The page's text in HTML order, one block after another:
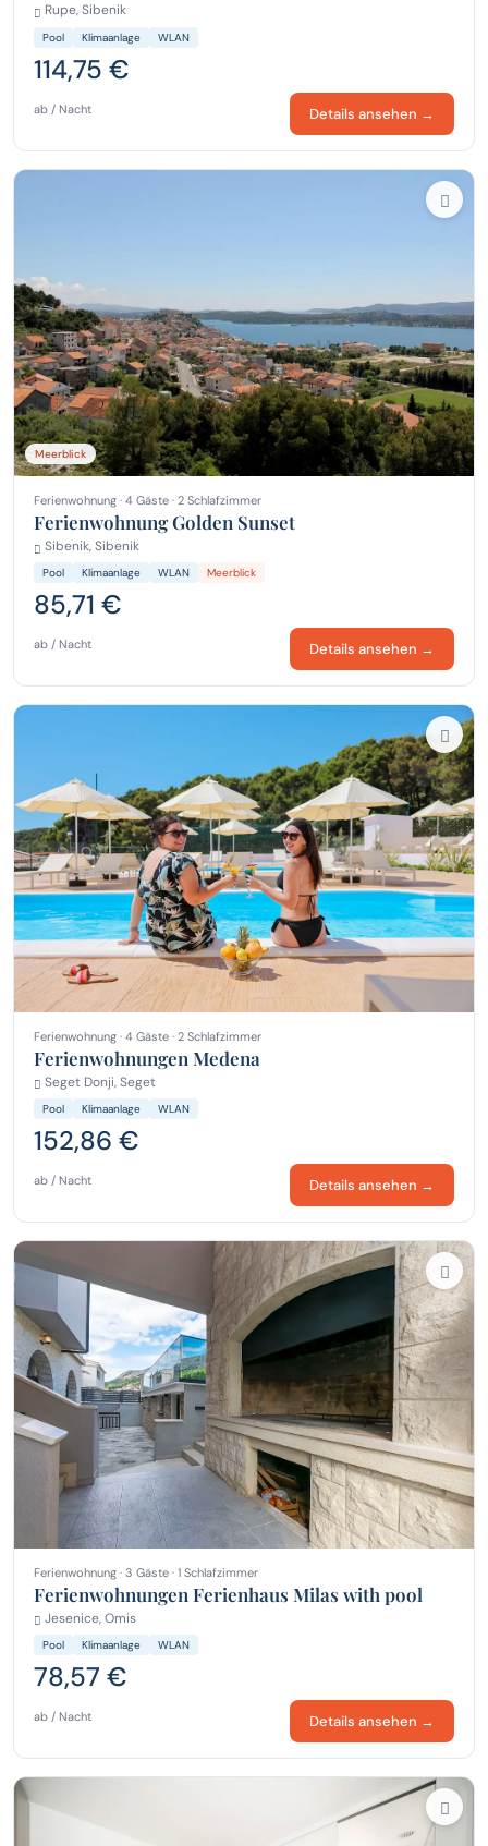
Rupe, Sibenik
Pool Klimaanlage WLAN
114,75 €
ab / Nacht Details ansehen →
Meerblick
Ferienwohnung · 4 Gäste · 2 Schlafzimmer
Ferienwohnung Golden Sunset
Sibenik, Sibenik
Pool Klimaanlage WLAN Meerblick
85,71 €
ab / Nacht Details ansehen →
Ferienwohnung · 4 Gäste · 2 Schlafzimmer
Ferienwohnungen Medena
Seget Donji, Seget
Pool Klimaanlage WLAN
152,86 €
ab / Nacht Details ansehen →
Ferienwohnung · 3 Gäste · 1 Schlafzimmer
Ferienwohnungen Ferienhaus Milas with pool
Jesenice, Omis
Pool Klimaanlage WLAN
78,57 €
ab / Nacht Details ansehen →